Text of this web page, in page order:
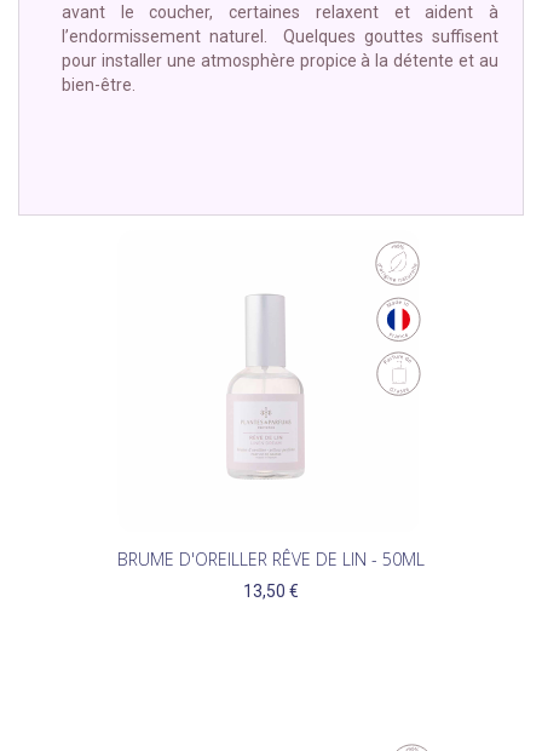
avant le coucher, certaines relaxent et aident à
l’endormissement naturel. Quelques gouttes suffisent
pour installer une atmosphère propice à la détente et au
bien-être.
BRUME D'OREILLER RÊVE DE LIN - 50ML
13,50 €